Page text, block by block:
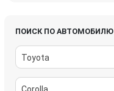
ПОИСК ПО АВТОМОБИЛЮ
Toyota
Corolla